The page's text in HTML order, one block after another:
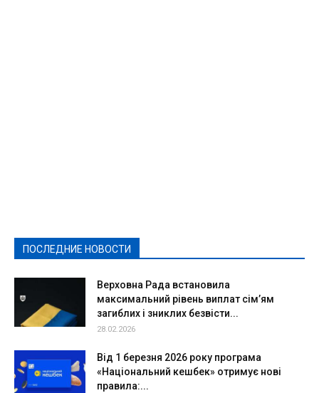
ПОСЛЕДНИЕ НОВОСТИ
Верховна Рада встановила
максимальний рівень виплат сім’ям
загиблих і зниклих безвісти...
28.02.2026
Від 1 березня 2026 року програма
«Національний кешбек» отримує нові
правила:...